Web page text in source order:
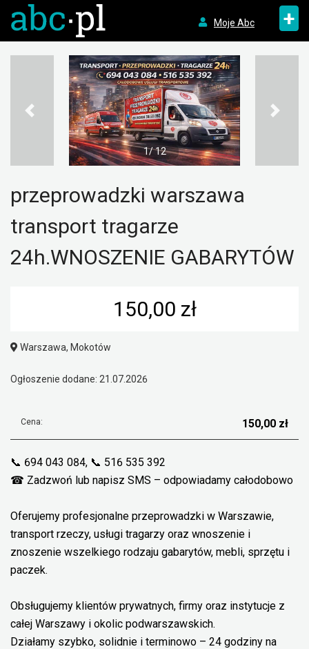
Moje Abc +
1/ 12
przeprowadzki warszawa
transport tragarze
24h.WNOSZENIE GABARYTÓW
150,00 zł
Warszawa, Mokotów
Ogłoszenie dodane: 21.07.2026
Cena: 150,00 zł
📞 694 043 084, 📞 516 535 392
☎ Zadzwoń lub napisz SMS – odpowiadamy całodobowo
Oferujemy profesjonalne przeprowadzki w Warszawie,
transport rzeczy, usługi tragarzy oraz wnoszenie i
znoszenie wszelkiego rodzaju gabarytów, mebli, sprzętu i
paczek.
Obsługujemy klientów prywatnych, firmy oraz instytucje z
całej Warszawy i okolic podwarszawskich.
Działamy szybko, solidnie i terminowo – 24 godziny na